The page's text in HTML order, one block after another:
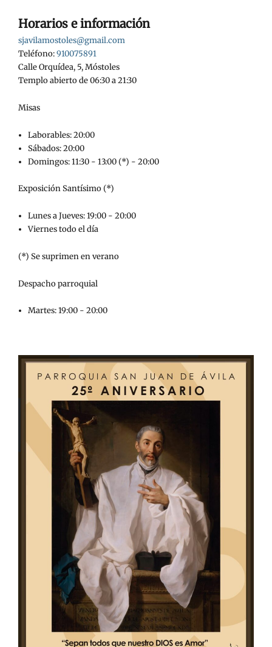
Horarios e información
sjavilamostoles@gmail.com
Teléfono:910075891
Calle Orquídea, 5, Móstoles
Templo abierto de 06:30 a 21:30
Misas
Laborables: 20:00
Sábados: 20:00
Domingos: 11:30 - 13:00 (*) - 20:00
Exposición Santísimo (*)
Lunes a Jueves: 19:00 - 20:00
Viernes todo el día
(*) Se suprimen en verano
Despacho parroquial
Martes: 19:00 - 20:00